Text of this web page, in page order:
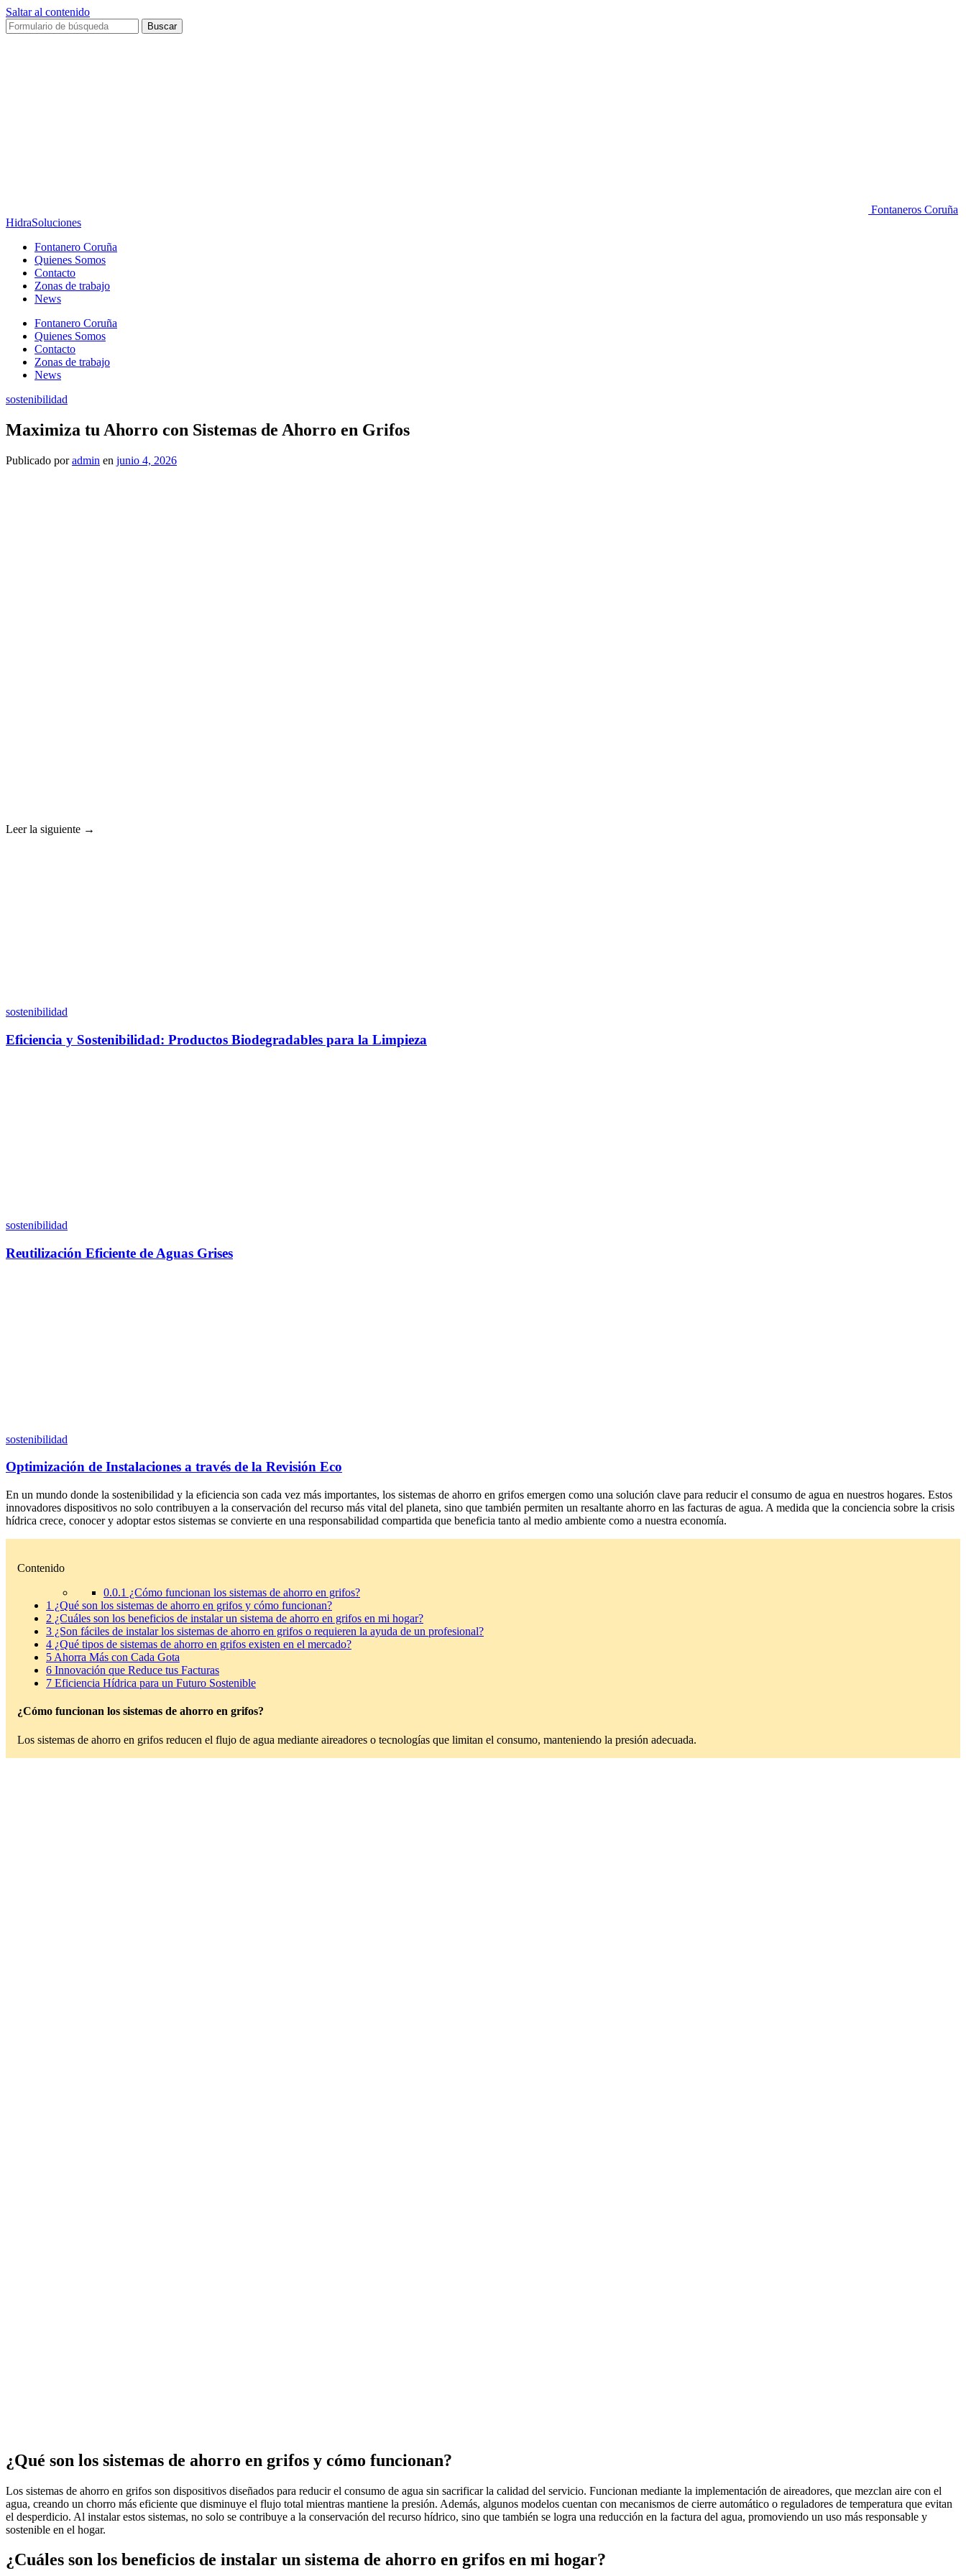
Saltar al contenido
Buscar
Fontaneros Coruña
HidraSoluciones
Fontanero Coruña
Quienes Somos
Contacto
Zonas de trabajo
News
Fontanero Coruña
Quienes Somos
Contacto
Zonas de trabajo
News
sostenibilidad
Maximiza tu Ahorro con Sistemas de Ahorro en Grifos
Publicado poradmin en junio 4, 2026
Leer la siguiente →
sostenibilidad
Eficiencia y Sostenibilidad: Productos Biodegradables para la Limpieza
sostenibilidad
Reutilización Eficiente de Aguas Grises
sostenibilidad
Optimización de Instalaciones a través de la Revisión Eco
En un mundo donde la sostenibilidad y la eficiencia son cada vez más importantes, los sistemas de ahorro en grifos emergen como una solución clave para reducir el consumo de agua en nuestros hogares. Estos
innovadores dispositivos no solo contribuyen a la conservación del recurso más vital del planeta, sino que también permiten un resaltante ahorro en las facturas de agua. A medida que la conciencia sobre la crisis
hídrica crece, conocer y adoptar estos sistemas se convierte en una responsabilidad compartida que beneficia tanto al medio ambiente como a nuestra economía.
Contenido
0.0.1 ¿Cómo funcionan los sistemas de ahorro en grifos?
1 ¿Qué son los sistemas de ahorro en grifos y cómo funcionan?
2 ¿Cuáles son los beneficios de instalar un sistema de ahorro en grifos en mi hogar?
3 ¿Son fáciles de instalar los sistemas de ahorro en grifos o requieren la ayuda de un profesional?
4 ¿Qué tipos de sistemas de ahorro en grifos existen en el mercado?
5 Ahorra Más con Cada Gota
6 Innovación que Reduce tus Facturas
7 Eficiencia Hídrica para un Futuro Sostenible
¿Cómo funcionan los sistemas de ahorro en grifos?
Los sistemas de ahorro en grifos reducen el flujo de agua mediante aireadores o tecnologías que limitan el consumo, manteniendo la presión adecuada.
¿Qué son los sistemas de ahorro en grifos y cómo funcionan?
Los sistemas de ahorro en grifos son dispositivos diseñados para reducir el consumo de agua sin sacrificar la calidad del servicio. Funcionan mediante la implementación de aireadores, que mezclan aire con el
agua, creando un chorro más eficiente que disminuye el flujo total mientras mantiene la presión. Además, algunos modelos cuentan con mecanismos de cierre automático o reguladores de temperatura que evitan
el desperdicio. Al instalar estos sistemas, no solo se contribuye a la conservación del recurso hídrico, sino que también se logra una reducción en la factura del agua, promoviendo un uso más responsable y
sostenible en el hogar.
¿Cuáles son los beneficios de instalar un sistema de ahorro en grifos en mi hogar?